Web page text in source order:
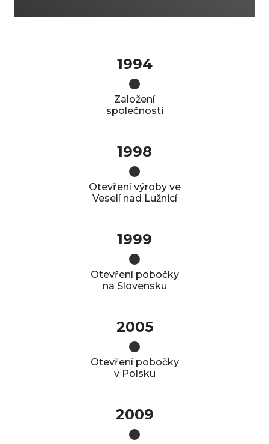
1994
Založení
společnosti
1998
Otevření výroby ve
Veselí nad Lužnicí
1999
Otevření pobočky
na Slovensku
2005
Otevření pobočky
v Polsku
2009